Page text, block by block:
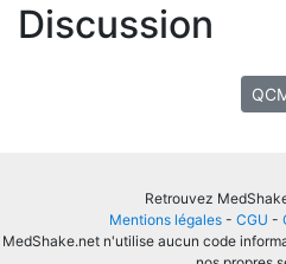
Discussion
Retrouvez
Mentions légales - CGU -
MedShake.net n'utilise aucun code